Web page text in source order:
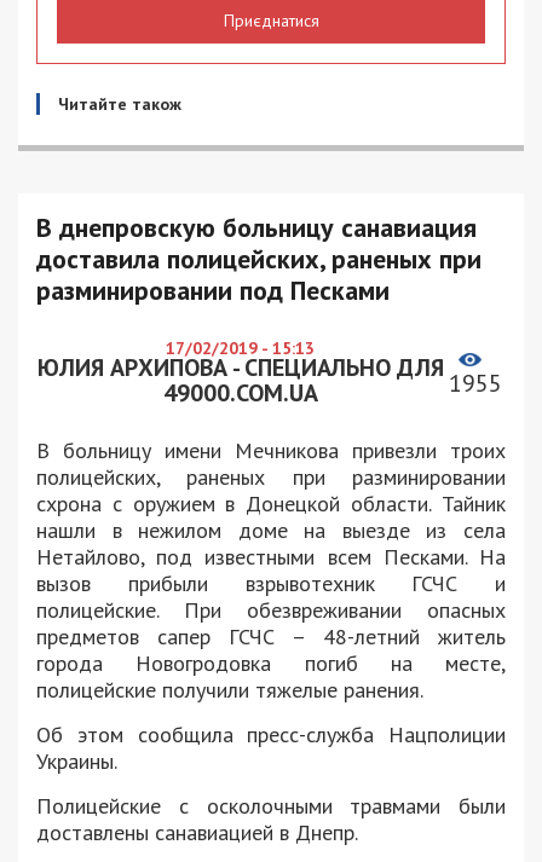
Приєднатися
Читайте також
В днепровскую больницу санавиация
доставила полицейских, раненых при
разминировании под Песками
17/02/2019 - 15:13
ЮЛИЯ АРХИПОВА - СПЕЦИАЛЬНО ДЛЯ
49000.COM.UA
1955
В больницу имени Мечникова привезли троих
полицейских, раненых при разминировании
схрона с оружием в Донецкой области. Тайник
нашли в нежилом доме на выезде из села
Нетайлово, под известными всем Песками. На
вызов прибыли взрывотехник ГСЧС и
полицейские. При обезвреживании опасных
предметов сапер ГСЧС – 48-летний житель
города Новогродовка погиб на месте,
полицейские получили тяжелые ранения.
Об этом сообщила пресс-служба Нацполиции
Украины.
Полицейские с осколочными травмами были
доставлены санавиацией в Днепр.